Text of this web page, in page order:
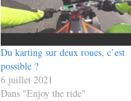
Du karting sur deux roues, c’est
possible ?
6 juillet 2021
Dans "Enjoy the ride"